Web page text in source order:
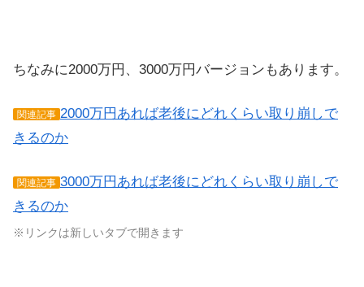
ちなみに2000万円、3000万円バージョンもあります。
関連記事 2000万円あれば老後にどれくらい取り崩しで
きるのか
関連記事 3000万円あれば老後にどれくらい取り崩しで
きるのか
※リンクは新しいタブで開きます